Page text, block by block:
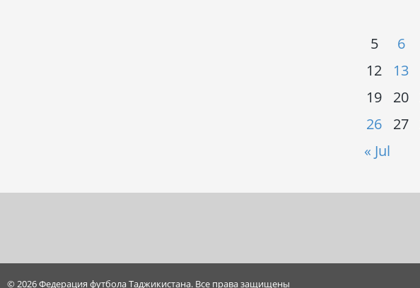
« Jul
5
6
12
13
19
20
26
27
© 2026 Федерация футбола Таджикистана. Все права защищены